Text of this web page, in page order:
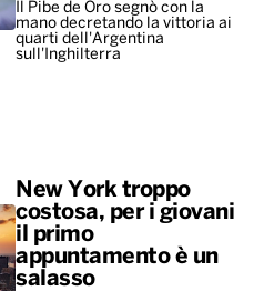
Il Pibe de Oro segnò con la
mano decretando la vittoria ai
quarti dell'Argentina
sull'Inghilterra
New York troppo
costosa, per i giovani
il primo
appuntamento è un
salasso